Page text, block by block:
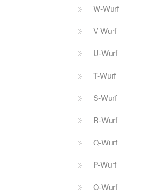
W-Wurf
V-Wurf
U-Wurf
T-Wurf
S-Wurf
R-Wurf
Q-Wurf
P-Wurf
O-Wurf